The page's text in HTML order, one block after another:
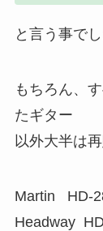
と言う事でし
もちろん、
たギター
以外大半は
Martin HD-
Headway